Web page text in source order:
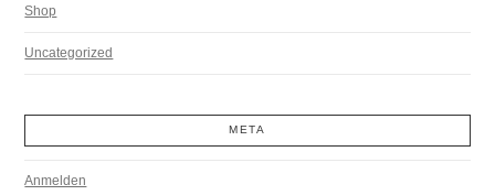
Shop
Uncategorized
META
Anmelden